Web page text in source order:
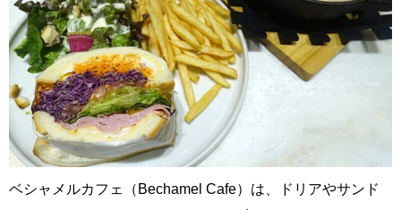
ベシャメルカフェ（Bechamel Cafe）は、ドリアやサンド